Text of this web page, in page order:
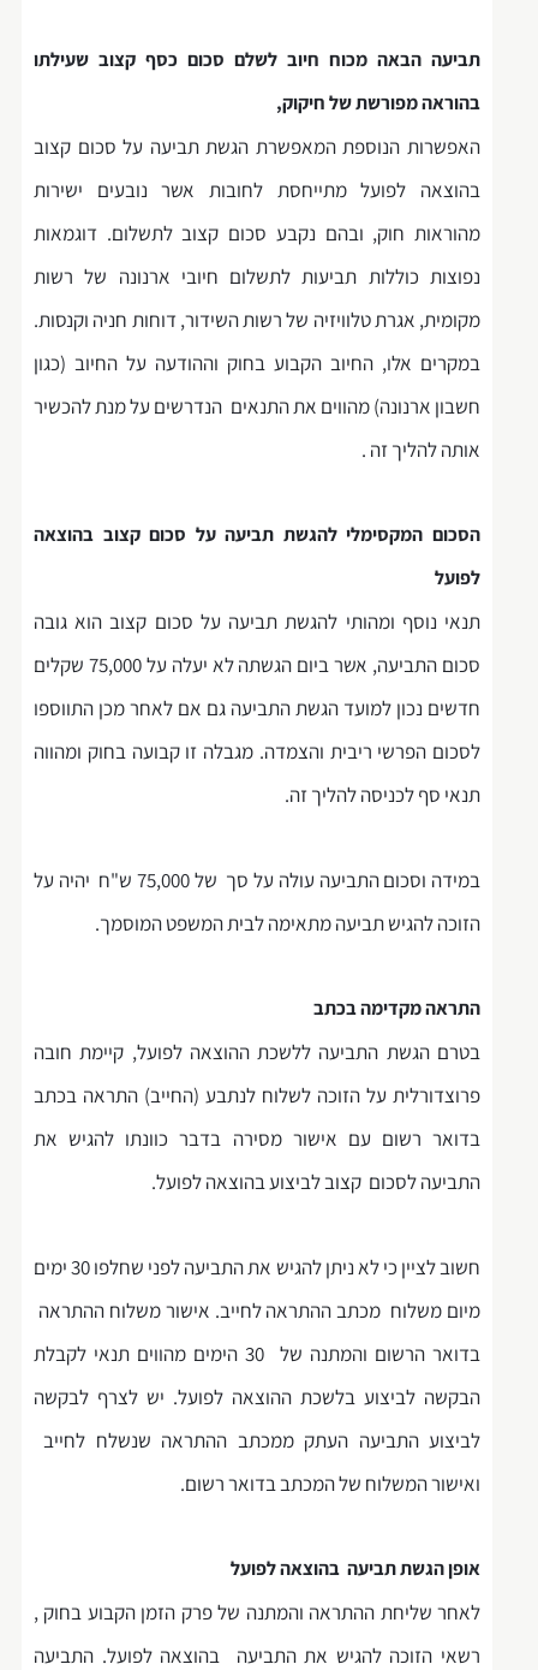
תביעה הבאה מכוח חיוב לשלם סכום כסף קצוב שעילתו
בהוראה מפורשת של חיקוק,
האפשרות הנוספת המאפשרת הגשת תביעה על סכום קצוב
בהוצאה לפועל מתייחסת לחובות אשר נובעים ישירות
מהוראות חוק, ובהם נקבע סכום קצוב לתשלום. דוגמאות
נפוצות כוללות תביעות לתשלום חיובי ארנונה של רשות
מקומית, אגרת טלוויזיה של רשות השידור, דוחות חניה וקנסות.
במקרים אלו, החיוב הקבוע בחוק וההודעה על החיוב (כגון
חשבון ארנונה) מהווים את התנאים הנדרשים על מנת להכשיר
אותה להליך זה .
הסכום המקסימלי להגשת תביעה על סכום קצוב בהוצאה
לפועל
תנאי נוסף ומהותי להגשת תביעה על סכום קצוב הוא גובה
סכום התביעה, אשר ביום הגשתה לא יעלה על 75,000 שקלים
חדשים נכון למועד הגשת התביעה גם אם לאחר מכן התווספו
לסכום הפרשי ריבית והצמדה. מגבלה זו קבועה בחוק ומהווה
תנאי סף לכניסה להליך זה.
במידה וסכום התביעה עולה על סך של 75,000 ש"ח יהיה על
הזוכה להגיש תביעה מתאימה לבית המשפט המוסמך.
התראה מקדימה בכתב
בטרם הגשת התביעה ללשכת ההוצאה לפועל, קיימת חובה
פרוצדורלית על הזוכה לשלוח לנתבע (החייב) התראה בכתב
בדואר רשום עם אישור מסירה בדבר כוונתו להגיש את
התביעה לסכום קצוב לביצוע בהוצאה לפועל.
חשוב לציין כי לא ניתן להגיש את התביעה לפני שחלפו 30 ימים
מיום משלוח מכתב ההתראה לחייב. אישור משלוח ההתראה
בדואר הרשום והמתנה של 30 הימים מהווים תנאי לקבלת
הבקשה לביצוע בלשכת ההוצאה לפועל. יש לצרף לבקשה
לביצוע התביעה העתק ממכתב ההתראה שנשלח לחייב
ואישור המשלוח של המכתב בדואר רשום.
אופן הגשת תביעה בהוצאה לפועל
לאחר שליחת ההתראה והמתנה של פרק הזמן הקבוע בחוק ,
רשאי הזוכה להגיש את התביעה בהוצאה לפועל. התביעה